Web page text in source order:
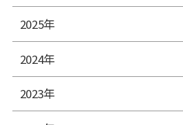
2025年
2024年
2023年